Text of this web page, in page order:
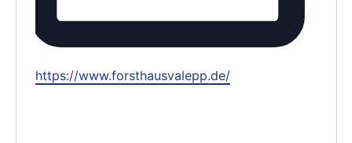
Webseite
https://www.forsthausvalepp.de/